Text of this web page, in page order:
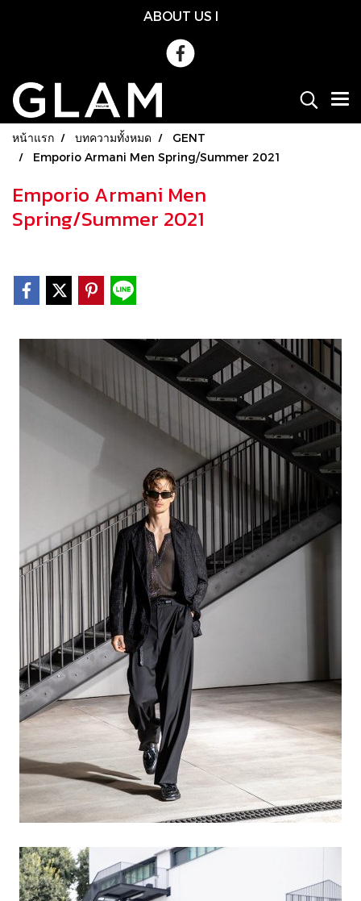
ABOUT US l
หน้าแรก บทความทั้งหมด
GENT
Emporio Armani Men Spring/Summer 2021
Emporio Armani Men
Spring/Summer 2021